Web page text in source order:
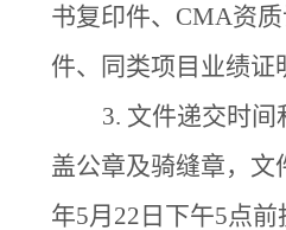
书复印件、 CMA资
件、
同类项目业绩证
3. 文件递交时间
盖公章及骑缝章，文
年5月22日下午5点